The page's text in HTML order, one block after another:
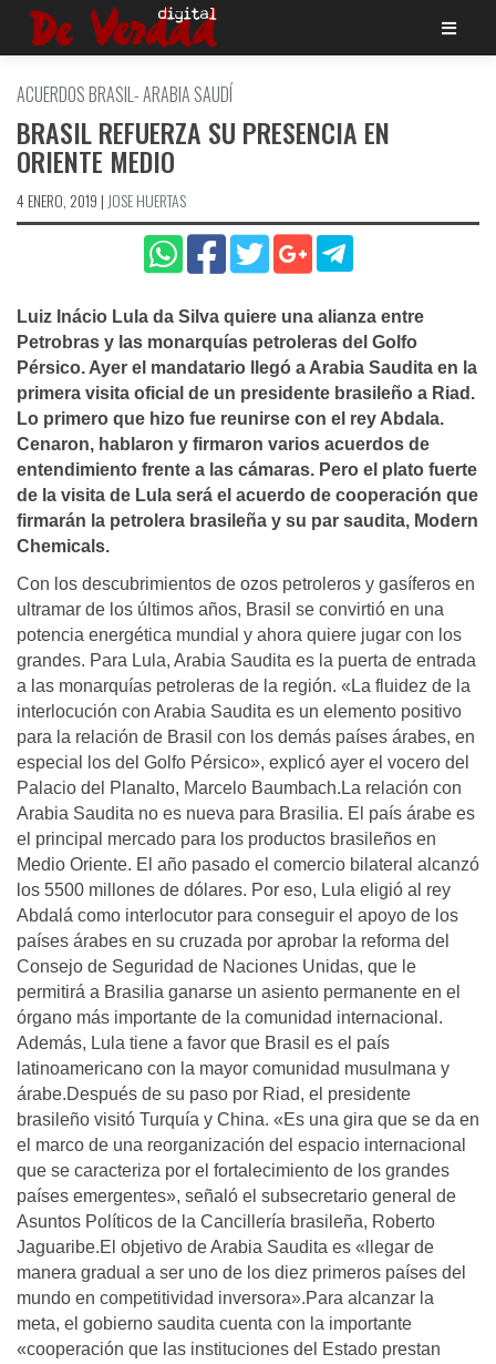
Saltar
ACUERDOS BRASIL- ARABIA SAUDÍ­
BRASIL REFUERZA SU PRESENCIA EN
ORIENTE MEDIO
4 ENERO, 2019 | JOSE HUERTAS
Luiz Inácio Lula da Silva quiere una alianza entre
Petrobras y las monarquí­as petroleras del Golfo
Pérsico. Ayer el mandatario llegó a Arabia Saudita en la
primera visita oficial de un presidente brasileño a Riad.
Lo primero que hizo fue reunirse con el rey Abdala.
Cenaron, hablaron y firmaron varios acuerdos de
entendimiento frente a las cámaras. Pero el plato fuerte
de la visita de Lula será el acuerdo de cooperación que
firmarán la petrolera brasileña y su par saudita, Modern
Chemicals.
Con los descubrimientos de ozos petroleros y gasí­feros en
ultramar de los últimos años, Brasil se convirtió en una
potencia energética mundial y ahora quiere jugar con los
grandes. Para Lula, Arabia Saudita es la puerta de entrada
a las monarquí­as petroleras de la región. «La fluidez de la
interlocución con Arabia Saudita es un elemento positivo
para la relación de Brasil con los demás paí­ses árabes, en
especial los del Golfo Pérsico», explicó ayer el vocero del
Palacio del Planalto, Marcelo Baumbach.La relación con
Arabia Saudita no es nueva para Brasilia. El paí­s árabe es
el principal mercado para los productos brasileños en
Medio Oriente. El año pasado el comercio bilateral alcanzó
los 5500 millones de dólares. Por eso, Lula eligió al rey
Abdalá como interlocutor para conseguir el apoyo de los
paí­ses árabes en su cruzada por aprobar la reforma del
Consejo de Seguridad de Naciones Unidas, que le
permitirá a Brasilia ganarse un asiento permanente en el
órgano más importante de la comunidad internacional.
Además, Lula tiene a favor que Brasil es el paí­s
latinoamericano con la mayor comunidad musulmana y
árabe.Después de su paso por Riad, el presidente
brasileño visitó Turquí­a y China. «Es una gira que se da en
el marco de una reorganización del espacio internacional
que se caracteriza por el fortalecimiento de los grandes
paí­ses emergentes», señaló el subsecretario general de
Asuntos Polí­ticos de la Cancillerí­a brasileña, Roberto
Jaguaribe.El objetivo de Arabia Saudita es «llegar de
manera gradual a ser uno de los diez primeros paí­ses del
mundo en competitividad inversora».Para alcanzar la
meta, el gobierno saudita cuenta con la importante
«cooperación que las instituciones del Estado prestan